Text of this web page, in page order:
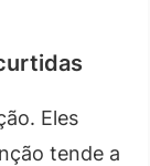
Eles
tende a